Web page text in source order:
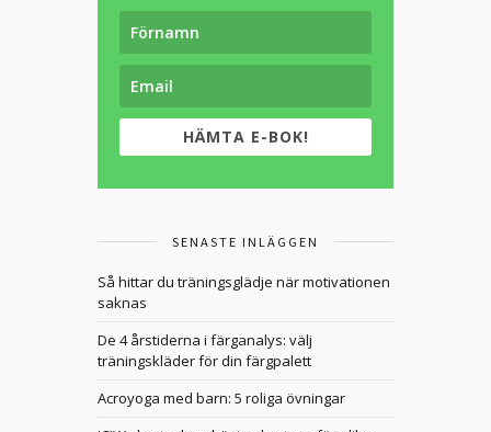
HÄMTA E-BOK!
SENASTE INLÄGGEN
Så hittar du träningsglädje när motivationen
saknas
De 4 årstiderna i färganalys: välj
träningskläder för din färgpalett
Acroyoga med barn: 5 roliga övningar